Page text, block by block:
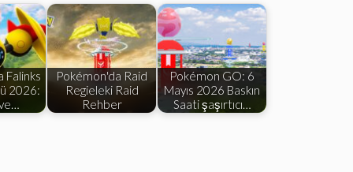
Falinks
2026:
Pokémon'da Raid
Regieleki Raid
Rehber
Pokémon GO: 6
Mayıs 2026 Baskın
Saati şaşırtıcı…